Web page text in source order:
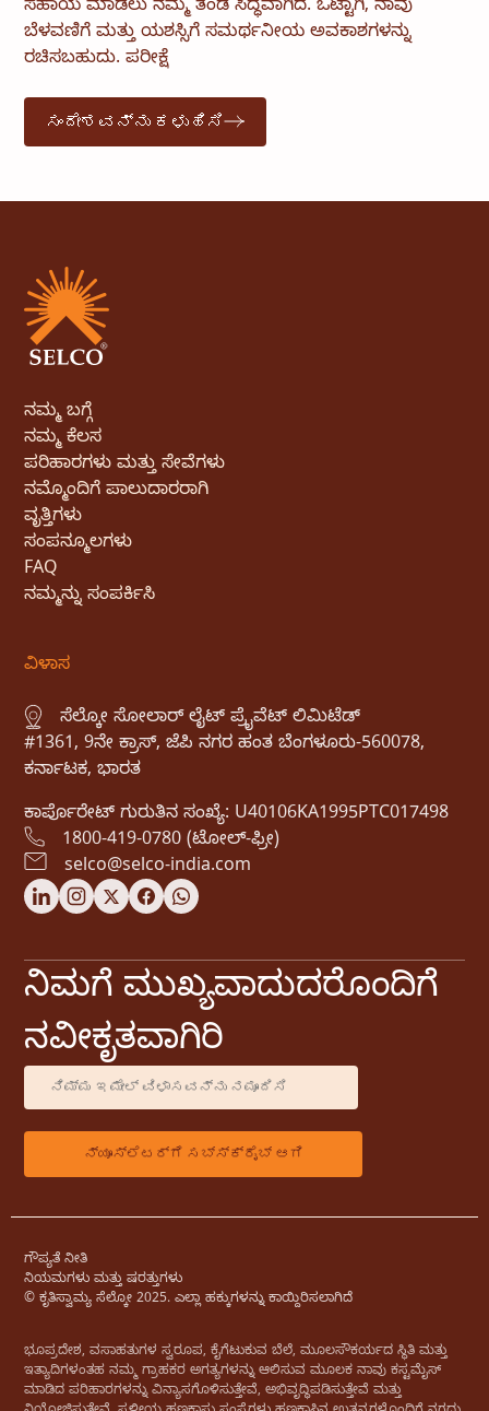
ಸಹಾಯ ಮಾಡಲು ನಮ್ಮ ತಂಡ ಸಿದ್ಧವಾಗಿದೆ. ಒಟ್ಟಾಗಿ, ನಾವು
ಬೆಳವಣಿಗೆ ಮತ್ತು ಯಶಸ್ಸಿಗೆ ಸಮರ್ಥನೀಯ ಅವಕಾಶಗಳನ್ನು
ರಚಿಸಬಹುದು. ಪರೀಕ್ಷೆ
ಸಂದೇಶವನ್ನು ಕಳುಹಿಸಿ
ನಮ್ಮ ಬಗ್ಗೆ
ನಮ್ಮ ಕೆಲಸ
ಪರಿಹಾರಗಳು ಮತ್ತು ಸೇವೆಗಳು
ನಮ್ಮೊಂದಿಗೆ ಪಾಲುದಾರರಾಗಿ
ವೃತ್ತಿಗಳು
ಸಂಪನ್ಮೂಲಗಳು
FAQ
ನಮ್ಮನ್ನು ಸಂಪರ್ಕಿಸಿ
ವಿಳಾಸ
ಸೆಲ್ಕೋ ಸೋಲಾರ್ ಲೈಟ್ ಪ್ರೈವೆಟ್ ಲಿಮಿಟೆಡ್
#1361, 9ನೇ ಕ್ರಾಸ್, ಜೆಪಿ ನಗರ ಹಂತ ಬೆಂಗಳೂರು-560078,
ಕರ್ನಾಟಕ, ಭಾರತ
ಕಾರ್ಪೊರೇಟ್ ಗುರುತಿನ ಸಂಖ್ಯೆ: U40106KA1995PTC017498
1800-419-0780 (ಟೋಲ್-ಫ್ರೀ)
selco@selco-india.com
ನಿಮಗೆ ಮುಖ್ಯವಾದುದರೊಂದಿಗೆ
ನವೀಕೃತವಾಗಿರಿ
ಗೌಪ್ಯತೆ ನೀತಿ
ನಿಯಮಗಳು ಮತ್ತು ಷರತ್ತುಗಳು
© ಕೃತಿಸ್ವಾಮ್ಯ ಸೆಲ್ಕೋ 2025. ಎಲ್ಲಾ ಹಕ್ಕುಗಳನ್ನು ಕಾಯ್ದಿರಿಸಲಾಗಿದೆ
ಭೂಪ್ರದೇಶ, ವಸಾಹತುಗಳ ಸ್ವರೂಪ, ಕೈಗೆಟುಕುವ ಬೆಲೆ, ಮೂಲಸೌಕರ್ಯದ ಸ್ಥಿತಿ ಮತ್ತು
ಇತ್ಯಾದಿಗಳಂತಹ ನಮ್ಮ ಗ್ರಾಹಕರ ಅಗತ್ಯಗಳನ್ನು ಆಲಿಸುವ ಮೂಲಕ ನಾವು ಕಸ್ಟಮೈಸ್
ಮಾಡಿದ ಪರಿಹಾರಗಳನ್ನು ವಿನ್ಯಾಸಗೊಳಿಸುತ್ತೇವೆ, ಅಭಿವೃದ್ಧಿಪಡಿಸುತ್ತೇವೆ ಮತ್ತು